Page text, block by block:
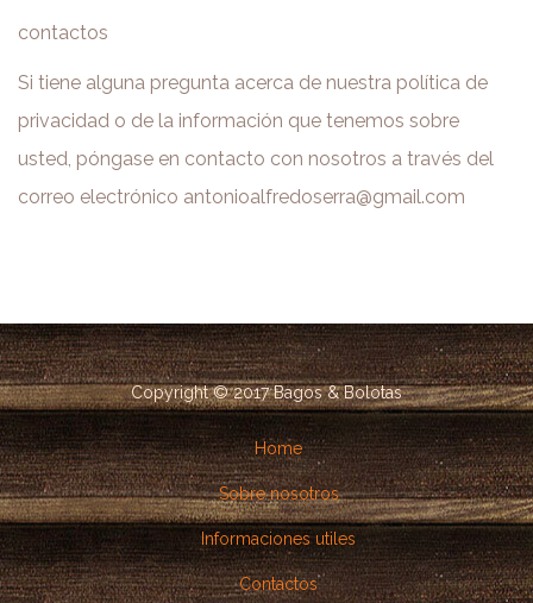
contactos
Si tiene alguna pregunta acerca de nuestra política de
privacidad o de la información que tenemos sobre
usted, póngase en contacto con nosotros a través del
correo electrónico antonioalfredoserra@gmail.com
Copyright © 2017 Bagos & Bolotas
Home
Sobre nosotros
Informaciones utiles
Contactos